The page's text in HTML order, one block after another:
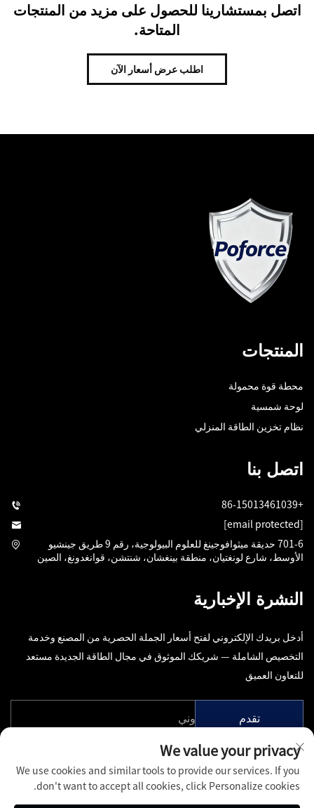
اتصل بمستشارينا للحصول على مزيد من المنتجات
المتاحة.
اطلب عرض أسعار الآن
المنتجات
محطة قوة محمولة
لوحة شمسية
نظام تخزين الطاقة المنزلي
اتصل بنا
+86-15013461039
[email protected]
701-6 حديقة ميثوافوجينغ للعلوم البيولوجية، رقم 9 طريق جينشيو
الأوسط، شارع لونغتيان، منطقة بينغشان، شنتشن، قوانغدونغ، الصين
النشرة الإخبارية
أدخل بريدك الإلكتروني لفتح أسعار الجملة الحصرية من المصنع وخدمة
التخصيص الشاملة — شريكك الموثوق في مجال الطاقة الجديدة مستعد
للتعاون العميق
تقدم
We value your privacy
We use cookies and similar tools to provide our services. If you
don't want to accept all cookies, click Personalize cookies.